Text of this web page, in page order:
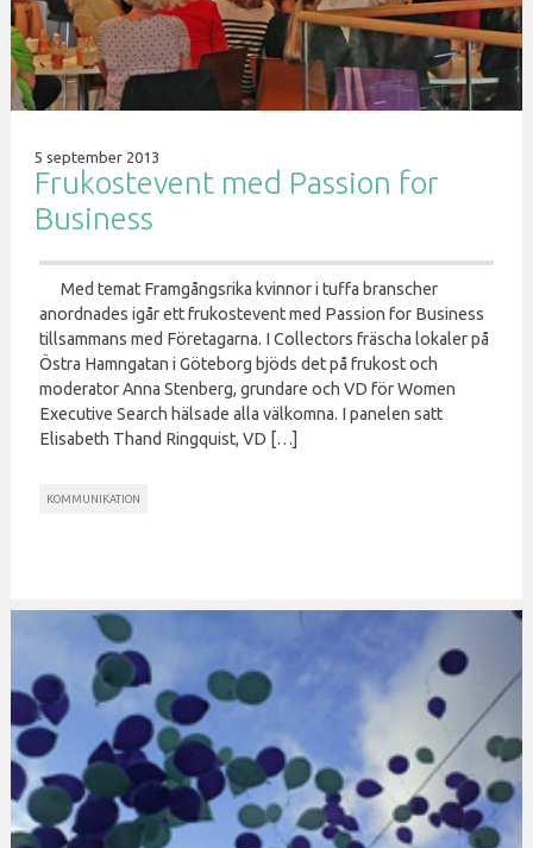
5 september 2013
Frukostevent med Passion for
Business
Med temat Framgångsrika kvinnor i tuffa branscher
anordnades igår ett frukostevent med Passion for Business
tillsammans med Företagarna. I Collectors fräscha lokaler på
Östra Hamngatan i Göteborg bjöds det på frukost och
moderator Anna Stenberg, grundare och VD för Women
Executive Search hälsade alla välkomna. I panelen satt
Elisabeth Thand Ringquist, VD […]
KOMMUNIKATION